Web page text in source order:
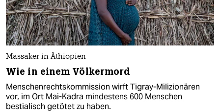
Massaker in Äthiopien
Wie in einem Völkermord
Menschenrechtskommission wirft Tigray-Milizionären
vor, im Ort Mai-Kadra mindestens 600 Menschen
bestialisch getötet zu haben.